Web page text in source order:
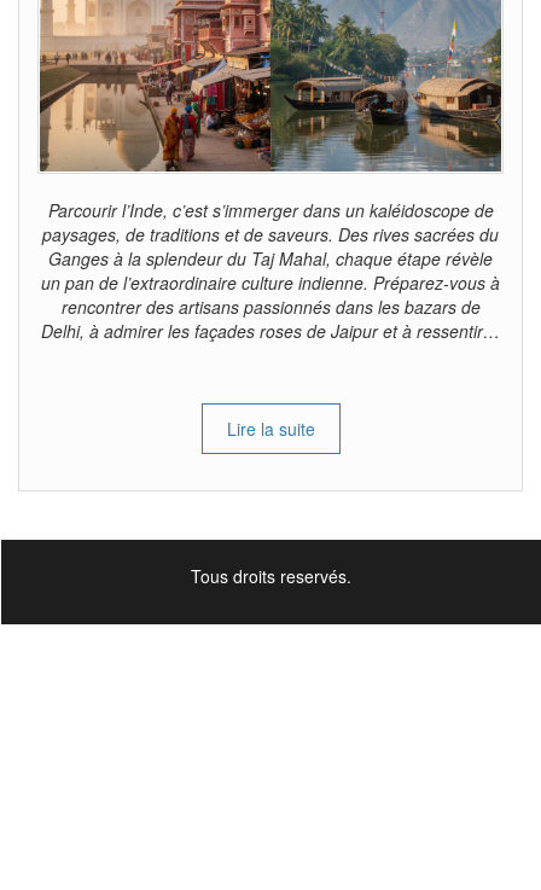
Parcourir l’Inde, c’est s’immerger dans un kaléidoscope de
paysages, de traditions et de saveurs. Des rives sacrées du
Ganges à la splendeur du Taj Mahal, chaque étape révèle
un pan de l’extraordinaire culture indienne. Préparez-vous à
rencontrer des artisans passionnés dans les bazars de
Delhi, à admirer les façades roses de Jaipur et à ressentir…
Lire la suite
Tous droits reservés.